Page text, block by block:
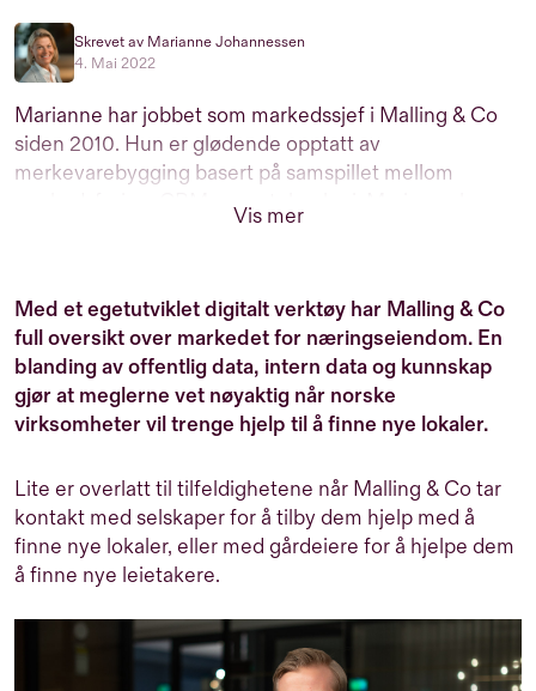
Skrevet av Marianne Johannessen
4. Mai 2022
Marianne har jobbet som markedssjef i Malling & Co
siden 2010. Hun er glødende opptatt av
merkevarebygging basert på samspillet mellom
markedsføring, CRM og ny teknologi. Marianne har
over 25 års erfaring med markedsføring av
hun ikke tenker på markedsføring, er hun engasjert i
byutvikling, ny teknologi og kultur.
Vis mer
Med et egetutviklet digitalt verktøy har Malling & Co
full oversikt over markedet for næringseiendom. En
blanding av offentlig data, intern data og kunnskap
gjør at meglerne vet nøyaktig når norske
virksomheter vil trenge hjelp til å finne nye lokaler.
Lite er overlatt til tilfeldighetene når Malling & Co tar
kontakt med selskaper for å tilby dem hjelp med å
finne nye lokaler, eller med gårdeiere for å hjelpe dem
å finne nye leietakere.